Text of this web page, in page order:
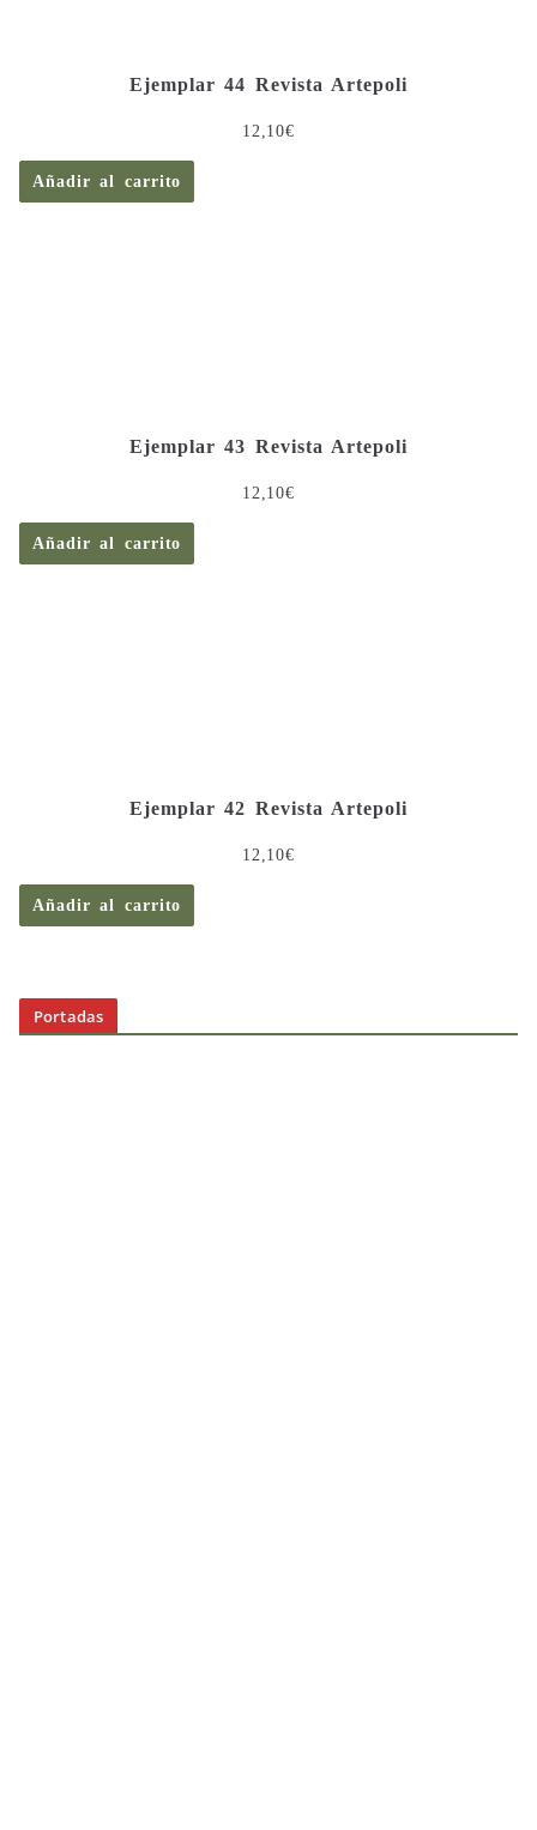
Ejemplar 44 Revista Artepoli
12,10€
Añadir al carrito
Ejemplar 43 Revista Artepoli
12,10€
Añadir al carrito
Ejemplar 42 Revista Artepoli
12,10€
Añadir al carrito
Portadas